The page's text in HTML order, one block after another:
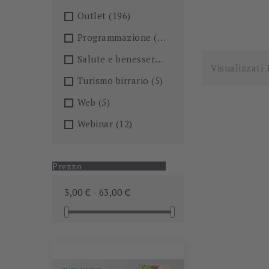
Outlet (196)
Programmazione (26)
Salute e benessere
Turismo birrario (5)
Web (5)
Webinar (12)
Prezzo
3,00 € - 63,00 €
Visualizzati